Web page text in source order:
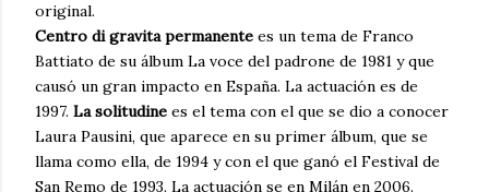
original.
Centro di gravita permanente es un tema de Franco
Battiato de su álbum La voce del padrone de 1981 y que
causó un gran impacto en España. La actuación es de
1997. La solitudine es el tema con el que se dio a conocer
Laura Pausini, que aparece en su primer álbum, que se
llama como ella, de 1994 y con el que ganó el Festival de
San Remo de 1993. La actuación se en Milán en 2006.